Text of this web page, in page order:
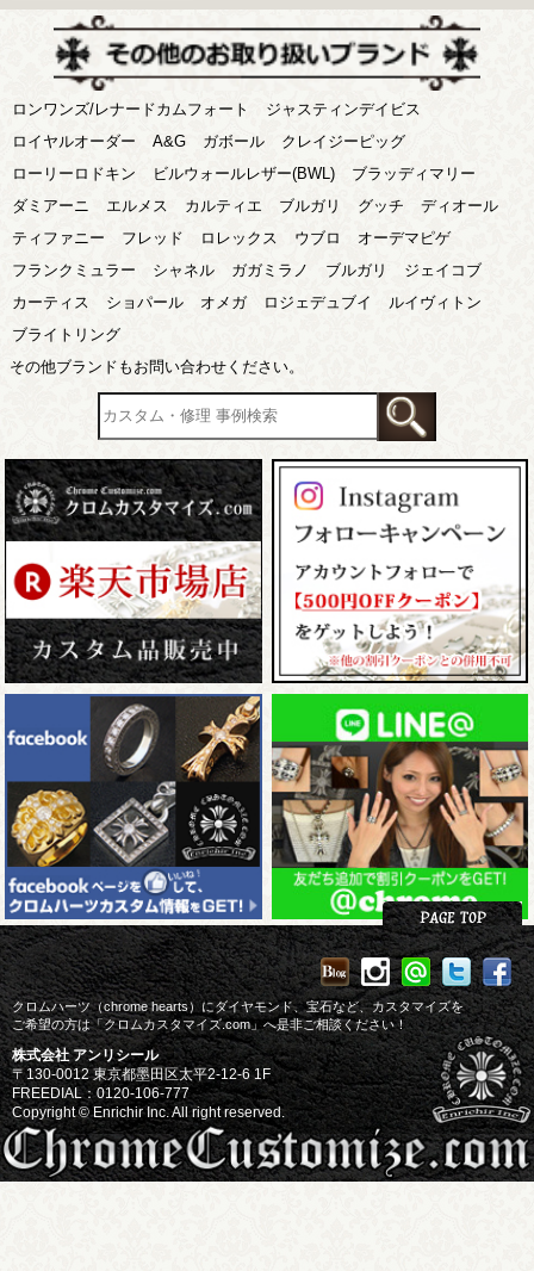
ロンワンズ/レナードカムフォート
ジャスティンデイビス
ロイヤルオーダー
A&G ガボール
クレイジーピッグ
ローリーロドキン
ビルウォールレザー(BWL)
ブラッディマリー
ダミアーニ
エルメス カルティエ ブルガリ グッチ
ディオール
ティファニー
フレッド ロレックス ウブロ
オーデマピゲ
フランクミュラー
シャネル ガガミラノ ブルガリ
ジェイコブ
カーティス
ショパール オメガ ロジェデュブイ
ルイヴィトン
ブライトリング
その他ブランドもお問い合わせください。
クロムハーツ（chrome hearts）にダイヤモンド、宝石など、カスタマイズを
ご希望の方は「クロムカスタマイズ.com」へ是非ご相談ください！
株式会社 アンリシール
〒130-0012 東京都墨田区太平2-12-6 1F
FREEDIAL：0120-106-777
Copyright © Enrichir Inc. All right reserved.